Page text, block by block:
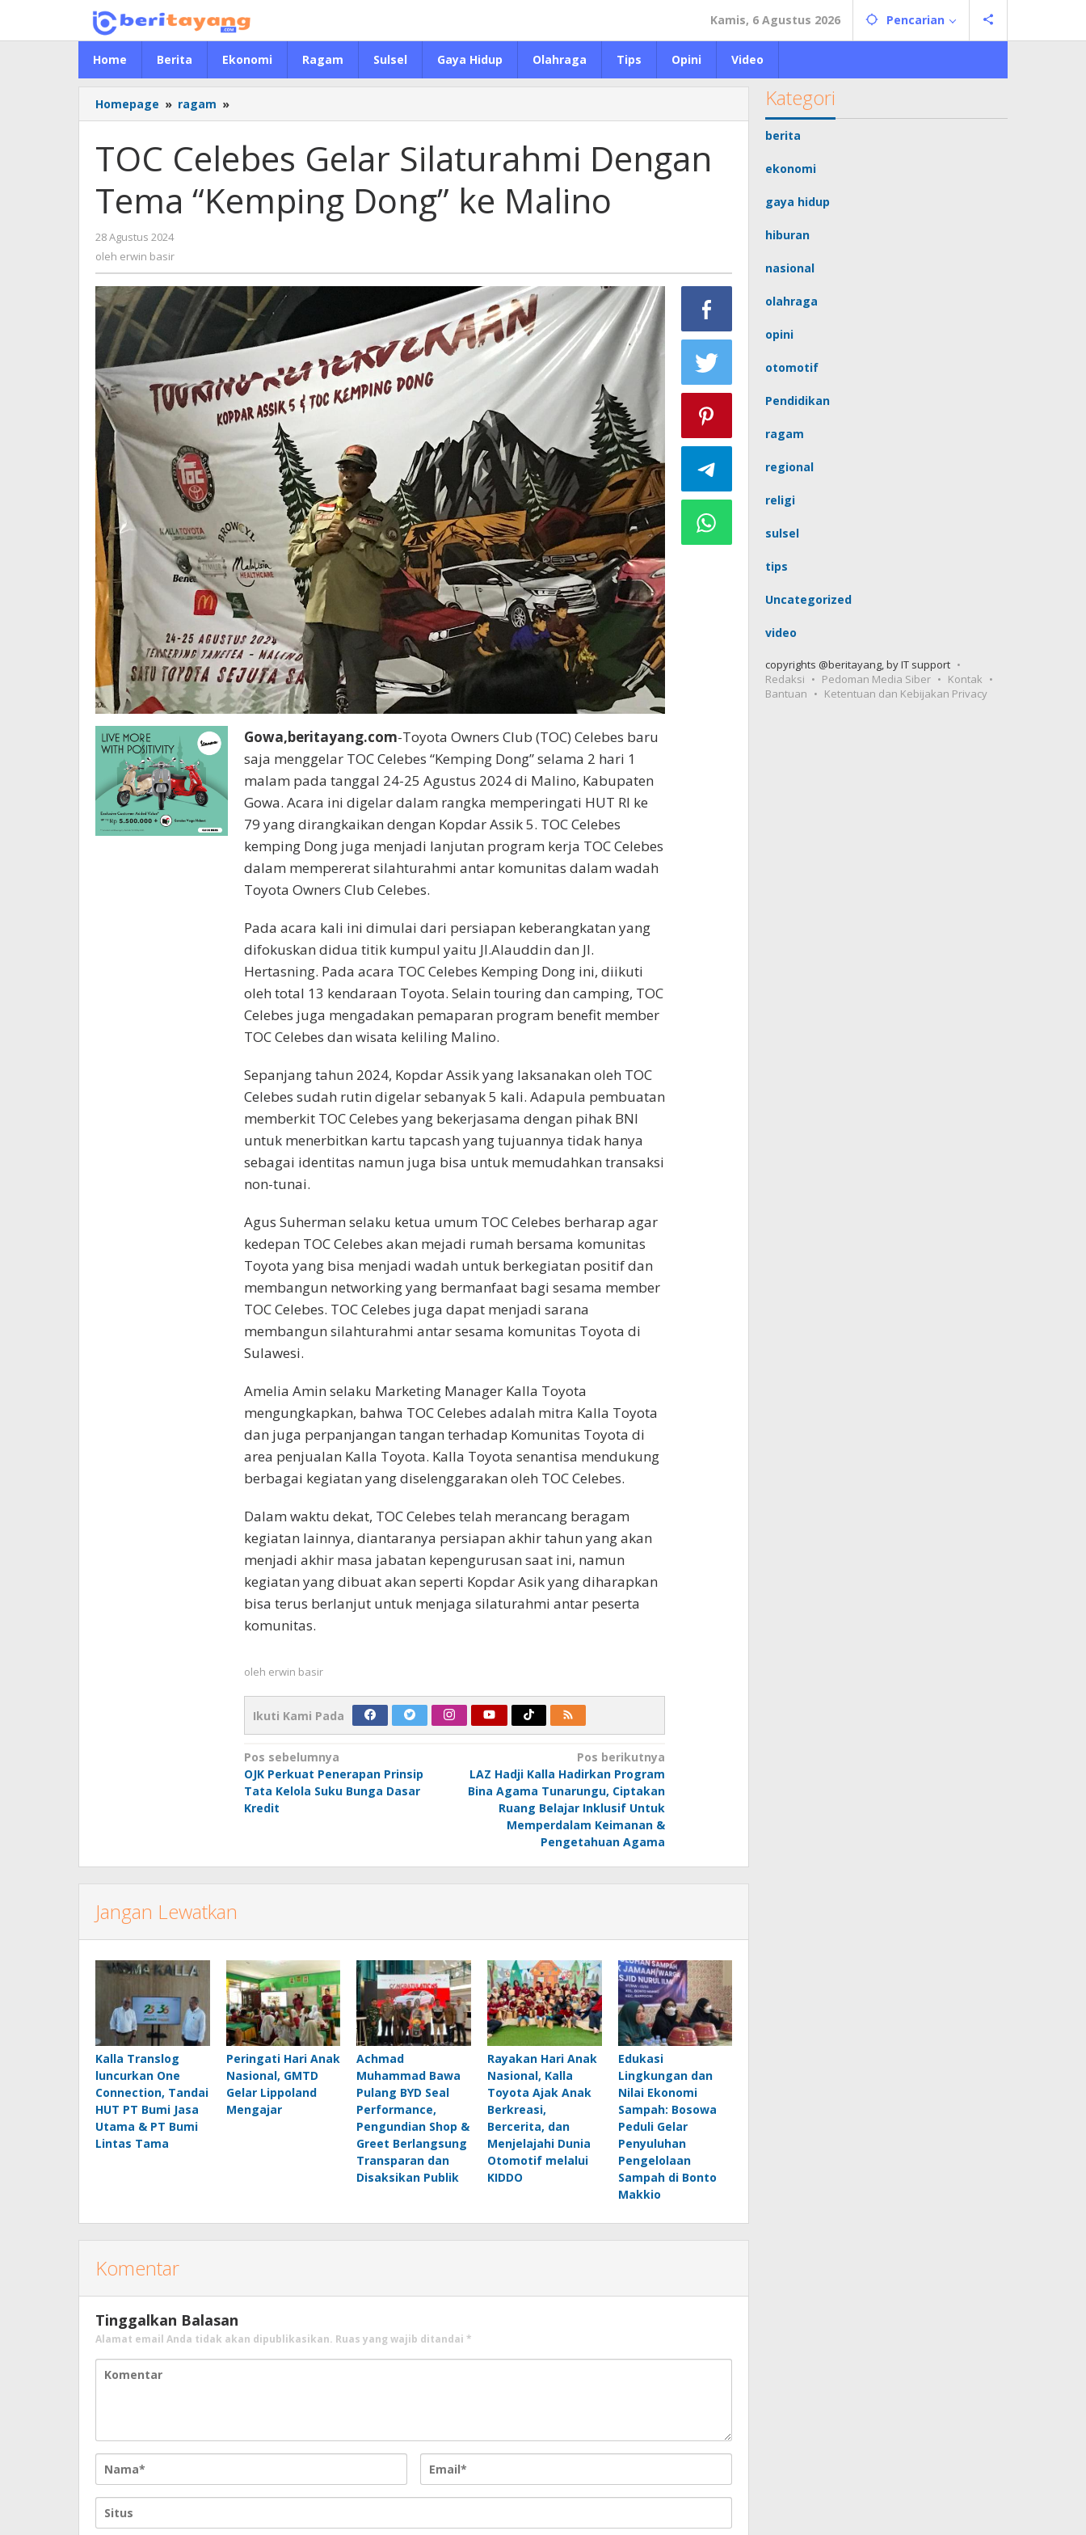
konten
Kamis, 6 Agustus 2026 Pencarian
Home Berita Ekonomi Ragam Sulsel Gaya Hidup Olahraga Tips Opini Video
Homepage » ragam »
Celebes
Silaturahmi
Dengan
“Kemping
TOC Celebes Gelar Silaturahmi Dengan
Tema “Kemping Dong” ke Malino
28 Agustus 2024
oleh erwin basir
Gowa,beritayang.com-Toyota Owners Club (TOC) Celebes baru
saja menggelar TOC Celebes “Kemping Dong” selama 2 hari 1
malam pada tanggal 24-25 Agustus 2024 di Malino, Kabupaten
Gowa. Acara ini digelar dalam rangka memperingati HUT RI ke
79 yang dirangkaikan dengan Kopdar Assik 5. TOC Celebes
kemping Dong juga menjadi lanjutan program kerja TOC Celebes
dalam mempererat silahturahmi antar komunitas dalam wadah
Toyota Owners Club Celebes.
Pada acara kali ini dimulai dari persiapan keberangkatan yang
difokuskan didua titik kumpul yaitu Jl.Alauddin dan Jl.
Hertasning. Pada acara TOC Celebes Kemping Dong ini, diikuti
oleh total 13 kendaraan Toyota. Selain touring dan camping, TOC
Celebes juga mengadakan pemaparan program benefit member
TOC Celebes dan wisata keliling Malino.
Sepanjang tahun 2024, Kopdar Assik yang laksanakan oleh TOC
Celebes sudah rutin digelar sebanyak 5 kali. Adapula pembuatan
memberkit TOC Celebes yang bekerjasama dengan pihak BNI
untuk menerbitkan kartu tapcash yang tujuannya tidak hanya
sebagai identitas namun juga bisa untuk memudahkan transaksi
non-tunai.
Agus Suherman selaku ketua umum TOC Celebes berharap agar
kedepan TOC Celebes akan mejadi rumah bersama komunitas
Toyota yang bisa menjadi wadah untuk berkegiatan positif dan
membangun networking yang bermanfaat bagi sesama member
TOC Celebes. TOC Celebes juga dapat menjadi sarana
membangun silahturahmi antar sesama komunitas Toyota di
Sulawesi. ⁠
Amelia Amin selaku Marketing Manager Kalla Toyota
mengungkapkan, bahwa TOC Celebes adalah mitra Kalla Toyota
dan juga perpanjangan tangan terhadap Komunitas Toyota di
area penjualan Kalla Toyota. Kalla Toyota senantisa mendukung
berbagai kegiatan yang diselenggarakan oleh TOC Celebes.
Dalam waktu dekat, TOC Celebes telah merancang beragam
kegiatan lainnya, diantaranya persiapan akhir tahun yang akan
menjadi akhir masa jabatan kepengurusan saat ini, namun
kegiatan yang dibuat akan seperti Kopdar Asik yang diharapkan
bisa terus berlanjut untuk menjaga silaturahmi antar peserta
komunitas.
oleh erwin basir
Ikuti Kami Pada
Navigasi
pos
Pos sebelumnya
OJK Perkuat Penerapan Prinsip
Tata Kelola Suku Bunga Dasar
Kredit
Pos berikutnya
LAZ Hadji Kalla Hadirkan Program
Bina Agama Tunarungu, Ciptakan
Ruang Belajar Inklusif Untuk
Memperdalam Keimanan &
Pengetahuan Agama
Jangan Lewatkan
Kalla Translog
luncurkan One
Connection, Tandai
HUT PT Bumi Jasa
Utama & PT Bumi
Lintas Tama
Peringati Hari Anak
Nasional, GMTD
Gelar Lippoland
Mengajar
Achmad
Muhammad Bawa
Pulang BYD Seal
Performance,
Pengundian Shop &
Greet Berlangsung
Transparan dan
Disaksikan Publik
Rayakan Hari Anak
Nasional, Kalla
Toyota Ajak Anak
Berkreasi,
Bercerita, dan
Menjelajahi Dunia
Otomotif melalui
KIDDO
Edukasi
Lingkungan dan
Nilai Ekonomi
Sampah: Bosowa
Peduli Gelar
Penyuluhan
Pengelolaan
Sampah di Bonto
Makkio
Komentar
Tinggalkan Balasan
Alamat email Anda tidak akan dipublikasikan. Ruas yang wajib ditandai *
Kategori
berita
ekonomi
gaya hidup
hiburan
nasional
olahraga
opini
otomotif
Pendidikan
ragam
regional
religi
sulsel
tips
Uncategorized
video
copyrights @beritayang, by IT support
Redaksi
Pedoman Media Siber
Kontak
Bantuan
Ketentuan dan Kebijakan Privacy